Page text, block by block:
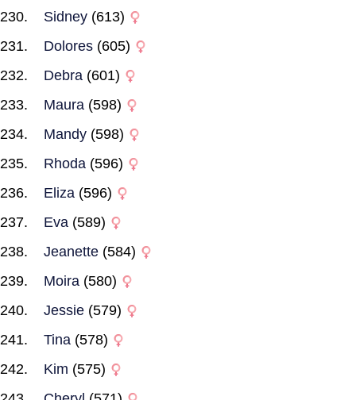
Sidney (613)
Dolores (605)
Debra (601)
Maura (598)
Mandy (598)
Rhoda (596)
Eliza (596)
Eva (589)
Jeanette (584)
Moira (580)
Jessie (579)
Tina (578)
Kim (575)